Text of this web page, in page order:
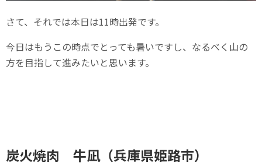
さて、それでは本日は11時出発です。
今日はもうこの時点でとっても暑いですし、なるべく山の
方を目指して進みたいと思います。
炭火焼肉 牛凪（兵庫県姫路市）